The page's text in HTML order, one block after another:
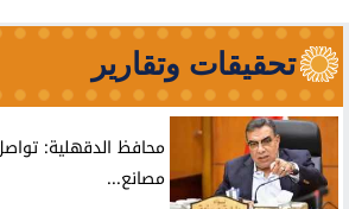
تحقيقات وتقارير
محافظ الدقهلية:
مصانع...